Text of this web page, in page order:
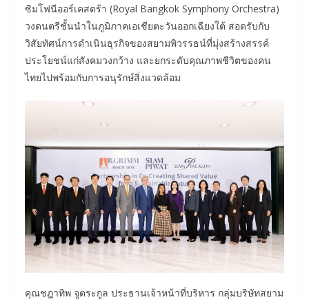
ซิมโฟนีออร์เคสตร้า (Royal Bangkok Symphony Orchestra)
วงดนตรีชั้นนำในภูมิภาคเอเชียตะวันออกเฉียงใต้ สอดรับกับ
วิสัยทัศน์การดำเนินธุรกิจของสยามพิวรรธน์ที่มุ่งสร้างสรรค์
ประโยชน์แก่สังคมวงกว้าง และยกระดับคุณภาพชีวิตของคน
ไทยไปพร้อมกับการอนุรักษ์สิ่งแวดล้อม
คุณชฎาทิพ จูตระกูล ประธานเจ้าหน้าที่บริหาร กลุ่มบริษัทสยาม